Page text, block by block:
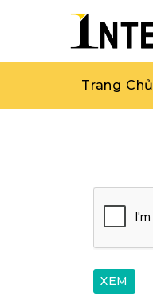
Trang Chủ